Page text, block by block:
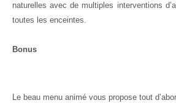
naturelles avec de multiples interventions
toutes les enceintes.
Bonus
Le beau menu animé vous propose tout